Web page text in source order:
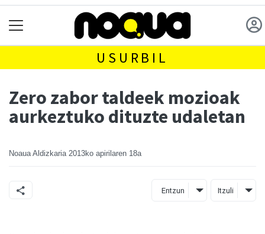
USURBIL
Zero zabor taldeek mozioak
aurkeztuko dituzte udaletan
Noaua Aldizkaria 2013ko apirilaren 18a
Entzun Itzuli